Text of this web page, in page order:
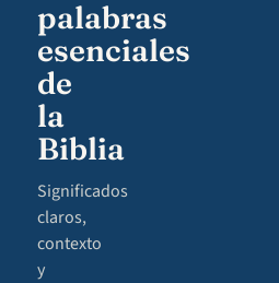
palabras
esenciales
de
la
Biblia
Significados
claros,
contexto
y